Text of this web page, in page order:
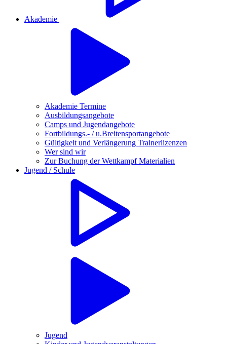
Akademie
Akademie Termine
Ausbildungsangebote
Camps und Jugendangebote
Fortbildungs.- / u.Breitensportangebote
Gültigkeit und Verlängerung Trainerlizenzen
Wer sind wir
Zur Buchung der Wettkampf Materialien
Jugend / Schule
Jugend